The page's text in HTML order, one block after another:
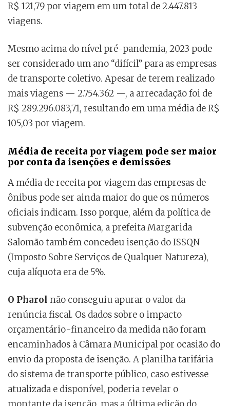
R$ 121,79 por viagem em um total de 2.447.813
viagens.
Mesmo acima do nível pré-pandemia, 2023 pode
ser considerado um ano “difícil” para as empresas
de transporte coletivo. Apesar de terem realizado
mais viagens — 2.754.362 —, a arrecadação foi de
R$ 289.296.083,71, resultando em uma média de R$
105,03 por viagem.
Média de receita por viagem pode ser maior
por conta da isenções e demissões
A média de receita por viagem das empresas de
ônibus pode ser ainda maior do que os números
oficiais indicam. Isso porque, além da política de
subvenção econômica, a prefeita Margarida
Salomão também concedeu isenção do ISSQN
(Imposto Sobre Serviços de Qualquer Natureza),
cuja alíquota era de 5%.
O Pharol não conseguiu apurar o valor da
renúncia fiscal. Os dados sobre o impacto
orçamentário-financeiro da medida não foram
encaminhados à Câmara Municipal por ocasião do
envio da proposta de isenção. A planilha tarifária
do sistema de transporte público, caso estivesse
atualizada e disponível, poderia revelar o